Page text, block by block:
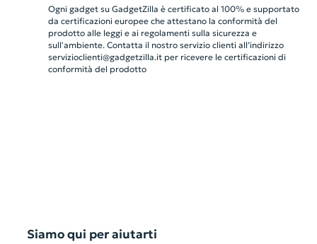
Ogni gadget su GadgetZilla è certificato al 100% e supportato
da certificazioni europee che attestano la conformità del
prodotto alle leggi e ai regolamenti sulla sicurezza e
sull'ambiente. Contatta il nostro servizio clienti all’indirizzo
servizioclienti@gadgetzilla.itper ricevere le certificazioni di
conformità del prodotto
Siamo qui per aiutarti